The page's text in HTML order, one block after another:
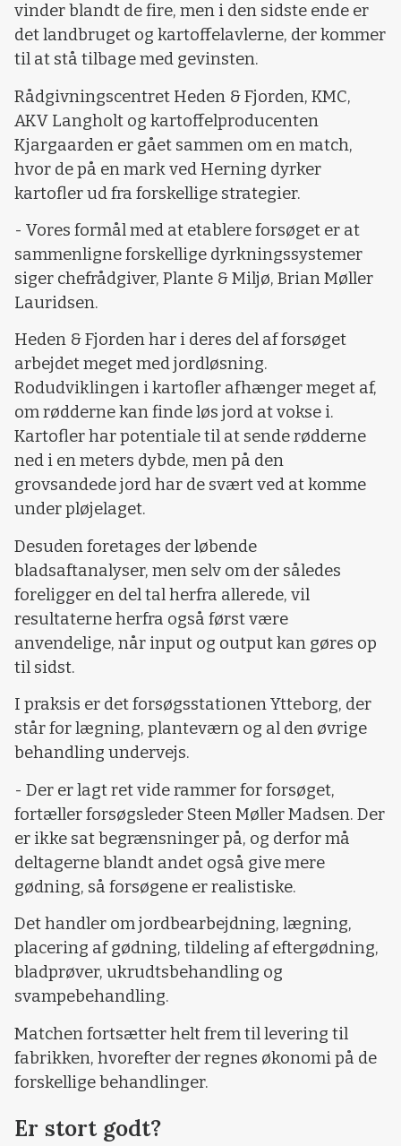
vinder blandt de fire, men i den sidste ende er
det landbruget og kartoffelavlerne, der kommer
til at stå tilbage med gevinsten.
Rådgivningscentret Heden & Fjorden, KMC,
AKV Langholt og kartoffelproducenten
Kjargaarden er gået sammen om en match,
hvor de på en mark ved Herning dyrker
kartofler ud fra forskellige strategier.
- Vores formål med at etablere forsøget er at
sammenligne forskellige dyrkningssystemer
siger chefrådgiver, Plante & Miljø, Brian Møller
Lauridsen.
Heden & Fjorden har i deres del af forsøget
arbejdet meget med jordløsning.
Rodudviklingen i kartofler afhænger meget af,
om rødderne kan finde løs jord at vokse i.
Kartofler har potentiale til at sende rødderne
ned i en meters dybde, men på den
grovsandede jord har de svært ved at komme
under pløjelaget.
Desuden foretages der løbende
bladsaftanalyser, men selv om der således
foreligger en del tal herfra allerede, vil
resultaterne herfra også først være
anvendelige, når input og output kan gøres op
til sidst.
I praksis er det forsøgsstationen Ytteborg, der
står for lægning, planteværn og al den øvrige
behandling undervejs.
- Der er lagt ret vide rammer for forsøget,
fortæller forsøgsleder Steen Møller Madsen. Der
er ikke sat begrænsninger på, og derfor må
deltagerne blandt andet også give mere
gødning, så forsøgene er realistiske.
Det handler om jordbearbejdning, lægning,
placering af gødning, tildeling af eftergødning,
bladprøver, ukrudtsbehandling og
svampebehandling.
Matchen fortsætter helt frem til levering til
fabrikken, hvorefter der regnes økonomi på de
forskellige behandlinger.
Er stort godt?